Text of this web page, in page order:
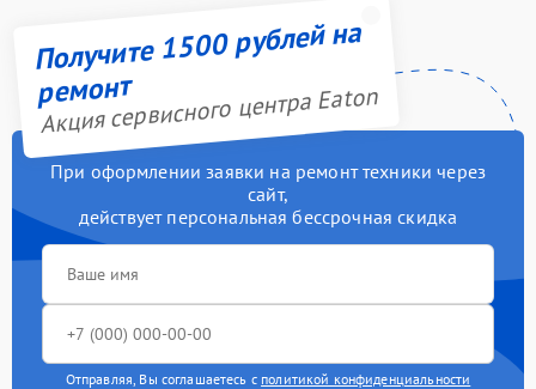
Получите 1500 рублей на
ремонт
Акция сервисного центра Eaton
При оформлении заявки на ремонт техники через
сайт,
действует персональная бессрочная скидка
Отправляя, Вы соглашаетесь с политикой конфиденциальности